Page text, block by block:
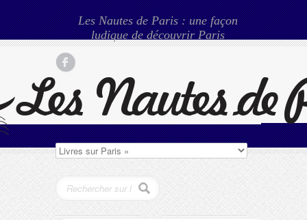
Les Nautes de Paris : une façon
ludique de découvrir Paris